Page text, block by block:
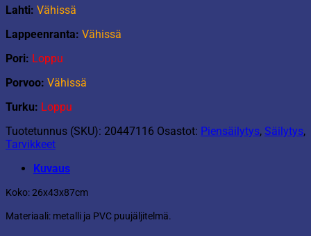
Lahti: Vähissä
Lappeenranta: Vähissä
Pori: Loppu
Porvoo: Vähissä
Turku: Loppu
Tuotetunnus (SKU): 20447116 Osastot: Piensäilytys, Säilytys,
Tarvikkeet
Kuvaus
Koko: 26x43x87cm
Materiaali: metalli ja PVC puujäljitelmä.